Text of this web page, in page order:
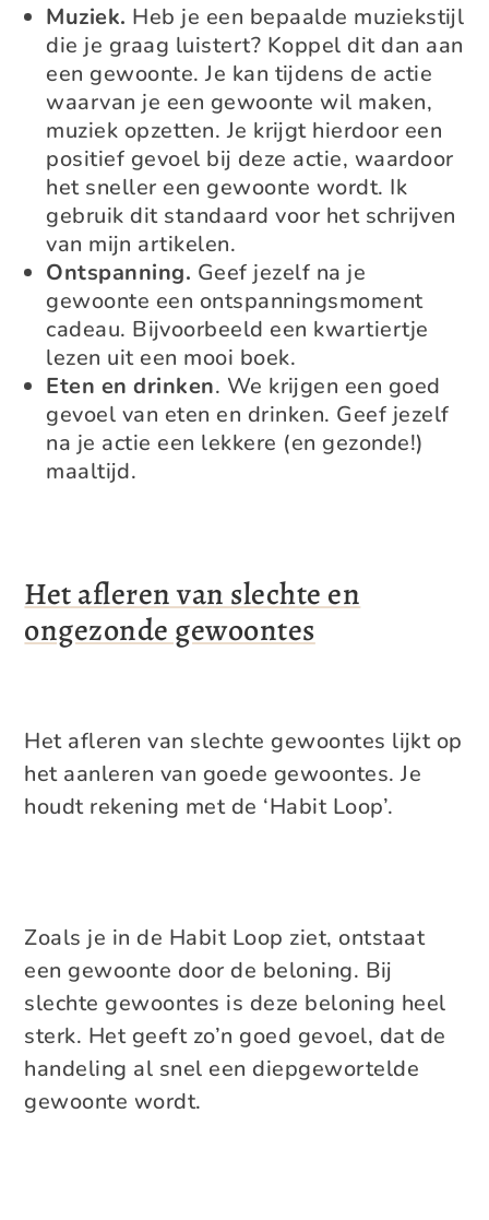
Muziek. Heb je een bepaalde muziekstijl
die je graag luistert? Koppel dit dan aan
een gewoonte. Je kan tijdens de actie
waarvan je een gewoonte wil maken,
muziek opzetten. Je krijgt hierdoor een
positief gevoel bij deze actie, waardoor
het sneller een gewoonte wordt. Ik
gebruik dit standaard voor het schrijven
van mijn artikelen.
Ontspanning. Geef jezelf na je
gewoonte een ontspanningsmoment
cadeau. Bijvoorbeeld een kwartiertje
lezen uit een mooi boek.
Eten en drinken. We krijgen een goed
gevoel van eten en drinken. Geef jezelf
na je actie een lekkere (en gezonde!)
maaltijd.
Het afleren van slechte en
ongezonde gewoontes
Het afleren van slechte gewoontes lijkt op
het aanleren van goede gewoontes. Je
houdt rekening met de ‘Habit Loop’.
Zoals je in de Habit Loop ziet, ontstaat
een gewoonte door de beloning. Bij
slechte gewoontes is deze beloning heel
sterk. Het geeft zo’n goed gevoel, dat de
handeling al snel een diepgewortelde
gewoonte wordt.